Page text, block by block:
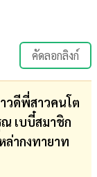
คัดลอกลิงก์
ดีพี่สาวคนโต
เบบี๋สมาชิก
ล่ากงทายาท